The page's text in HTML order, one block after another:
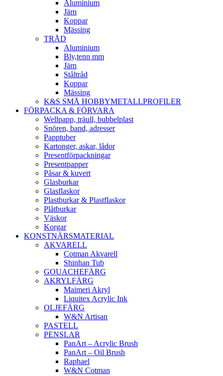
Aluminium
Järn
Koppar
Mässing
TRÅD
Aluminium
Bly,tenn mm
Järn
Ståltråd
Koppar
Mässing
K&S SMÅ HOBBYMETALLPROFILER
FÖRPACKA & FÖRVARA
Wellpapp, träull, bubbelplast
Snören, band, adresser
Papptuber
Kartonger, askar, lådor
Presentförpackningar
Presentpapper
Påsar & kuvert
Glasburkar
Glasflaskor
Plastburkar & Plastflaskor
Plåtburkar
Väskor
Korgar
KONSTNÄRSMATERIAL
AKVARELL
Cotman Akvarell
Shinhan Tub
GOUACHEFÄRG
AKRYLFÄRG
Maimeri Akryl
Liquitex Acrylic Ink
OLJEFÄRG
W&N Artisan
PASTELL
PENSLAR
PanArt – Acrylic Brush
PanArt – Oil Brush
Raphael
W&N Cotman